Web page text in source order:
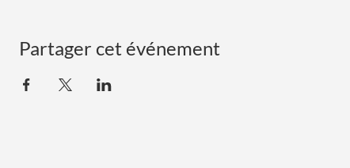
Partager cet événement